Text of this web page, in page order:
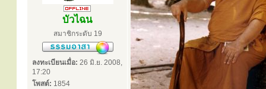
บัวไฉน
สมาชิกระดับ 19
ลงทะเบียนเมื่อ: 26 มิ.ย. 2008,
17:20
โพสต์: 1854